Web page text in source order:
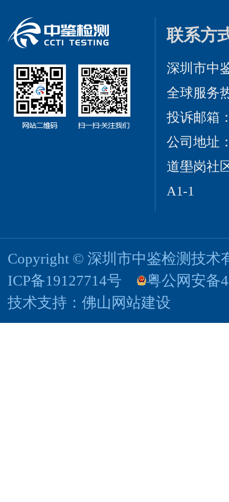
联系方
深圳市中
全球服务
投诉邮箱
公司地址
道壆岗社
A1-1
Copyright © 深圳市中鉴检测技术
ICP备19127714号
粤公网安备
技术支持： 佛山网站建设